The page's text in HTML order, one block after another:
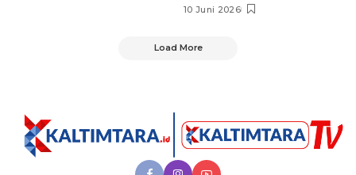
10 Juni 2026
Load More